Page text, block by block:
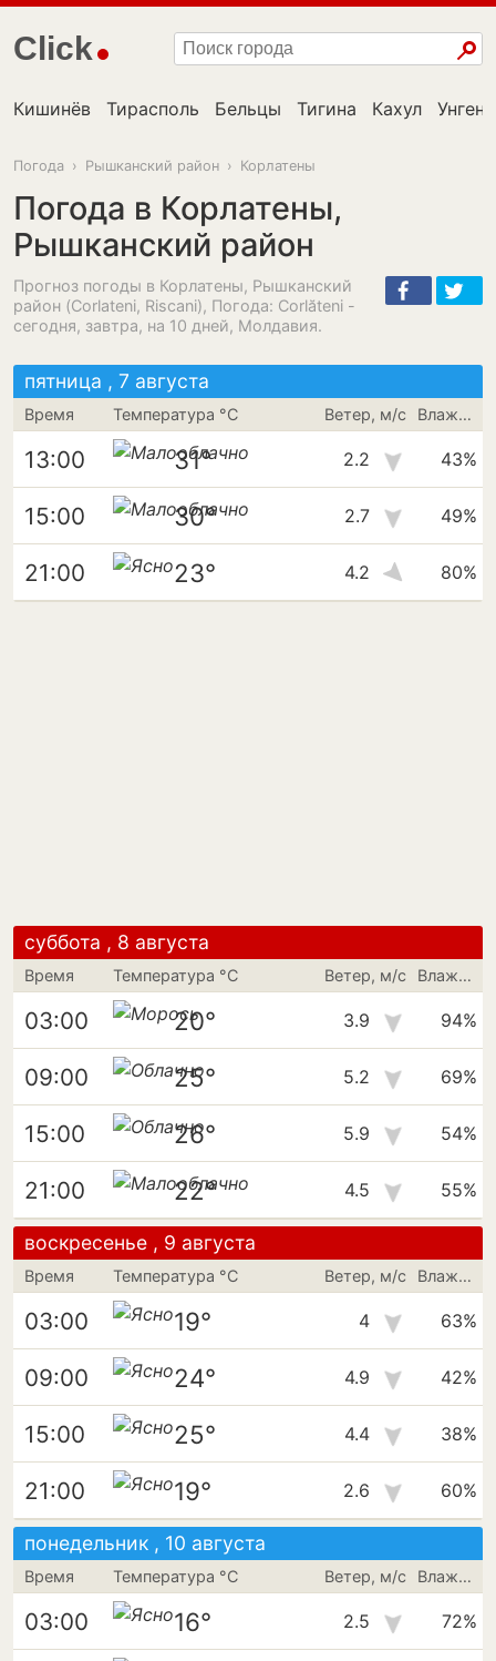
Click
Кишинёв Тирасполь Бельцы Тигина Кахул Унгень
Погода › Рышканский район › Корлатены
Погода в Корлатены,
Рышканский район
Прогноз погоды в Корлатены, Рышканский
район (Corlateni, Riscani), Погода: Corlăteni -
сегодня, завтра, на 10 дней, Молдавия.
пятница , 7 августа
Время Температура °C Ветер, м/с Влажность
13:00 31° 2.2 43%
15:00 30° 2.7 49%
21:00 23° 4.2 80%
суббота , 8 августа
Время Температура °C Ветер, м/с Влажность
03:00 20° 3.9 94%
09:00 25° 5.2 69%
15:00 26° 5.9 54%
21:00 22° 4.5 55%
воскресенье , 9 августа
Время Температура °C Ветер, м/с Влажность
03:00 19° 4 63%
09:00 24° 4.9 42%
15:00 25° 4.4 38%
21:00 19° 2.6 60%
понедельник , 10 августа
Время Температура °C Ветер, м/с Влажность
03:00 16° 2.5 72%